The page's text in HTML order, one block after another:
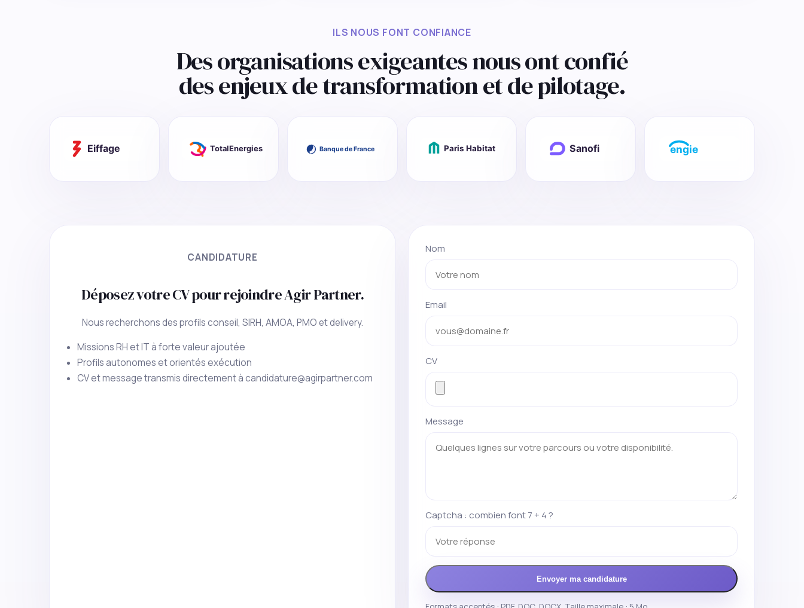
ILS NOUS FONT CONFIANCE
Des organisations exigeantes nous ont confié
des enjeux de transformation et de pilotage.
CANDIDATURE
Déposez votre CV pour rejoindre Agir Partner.
Nous recherchons des profils conseil, SIRH, AMOA, PMO et delivery.
Missions RH et IT à forte valeur ajoutée
Profils autonomes et orientés exécution
CV et message transmis directement à candidature@agirpartner.com
Nom
Email
CV
Message
Captcha : combien font 7 + 4 ?
Envoyer ma candidature